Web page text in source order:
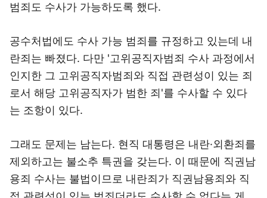
범죄도 수사가 가능하도록 했다.
공수처법에도 수사 가능 범죄를 규정하고 있는데 내
란죄는 빠졌다. 다만 '고위공직자범죄 수사 과정에서
인지한 그 고위공직자범죄와 직접 관련성이 있는 죄
로서 해당 고위공직자가 범한 죄'를 수사할 수 있다
는 조항이 있다.
그래도 문제는 남는다. 현직 대통령은 내란·외환죄를
제외하고는 불소추 특권을 갖는다. 이 때문에 직권남
용죄 수사는 불법이므로 내란죄가 직권남용죄와 직